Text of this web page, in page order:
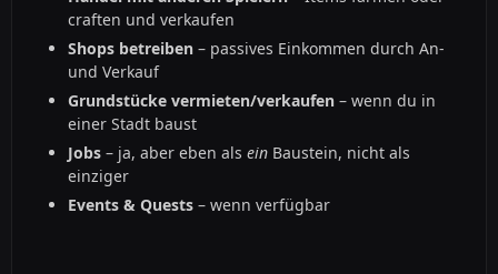
craften und verkaufen
Shops betreiben – passives Einkommen durch An-
und Verkauf
Grundstücke vermieten/verkaufen – wenn du in
einer Stadt baust
Jobs – ja, aber eben als ein Baustein, nicht als
einziger
Events & Quests – wenn verfügbar